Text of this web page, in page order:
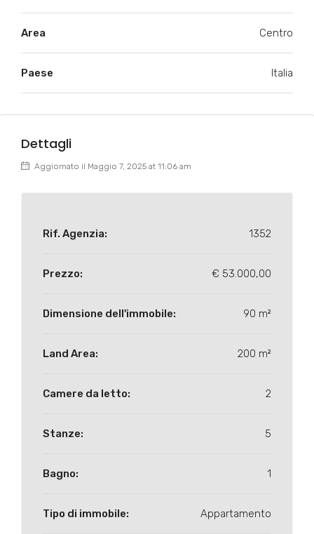
Area Centro
Paese Italia
Dettagli
Aggiornato il Maggio 7, 2025 at 11:06 am
Rif. Agenzia: 1352
Prezzo: € 53.000,00
Dimensione dell'immobile: 90 m²
Land Area: 200 m²
Camere da letto: 2
Stanze: 5
Bagno: 1
Tipo di immobile: Appartamento